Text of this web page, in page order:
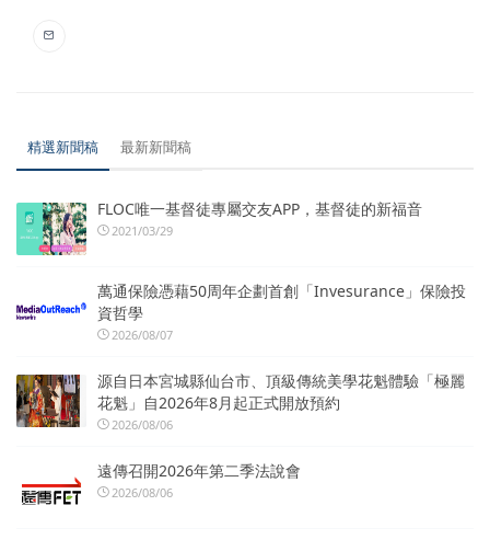
精選新聞稿 最新新聞稿
FLOC唯一基督徒專屬交友APP，基督徒的新福音
2021/03/29
萬通保險憑藉50周年企劃首創「Invesurance」保險投
資哲學
2026/08/07
源自日本宮城縣仙台市、頂級傳統美學花魁體驗「極麗
花魁」自2026年8月起正式開放預約
2026/08/06
遠傳召開2026年第二季法說會
2026/08/06